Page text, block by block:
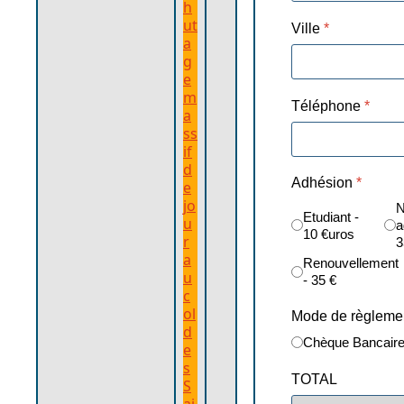
h
ut
a
g
e
m
a
ss
if
d
e
jo
u
r
a
u
c
ol
d
e
s
S
Ville *
Téléphone *
Adhésion *
Etudiant -
10 €uros
Renouvellement
- 35 €
Mode de
Chèque Bancaire
TOTAL